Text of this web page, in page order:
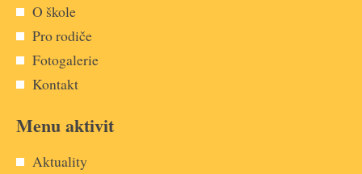
O škole
Pro rodiče
Fotogalerie
Kontakt
Menu aktivit
Aktuality